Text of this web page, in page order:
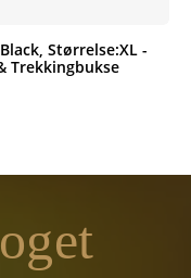
Størrelse:XL -
Trekkingbukse